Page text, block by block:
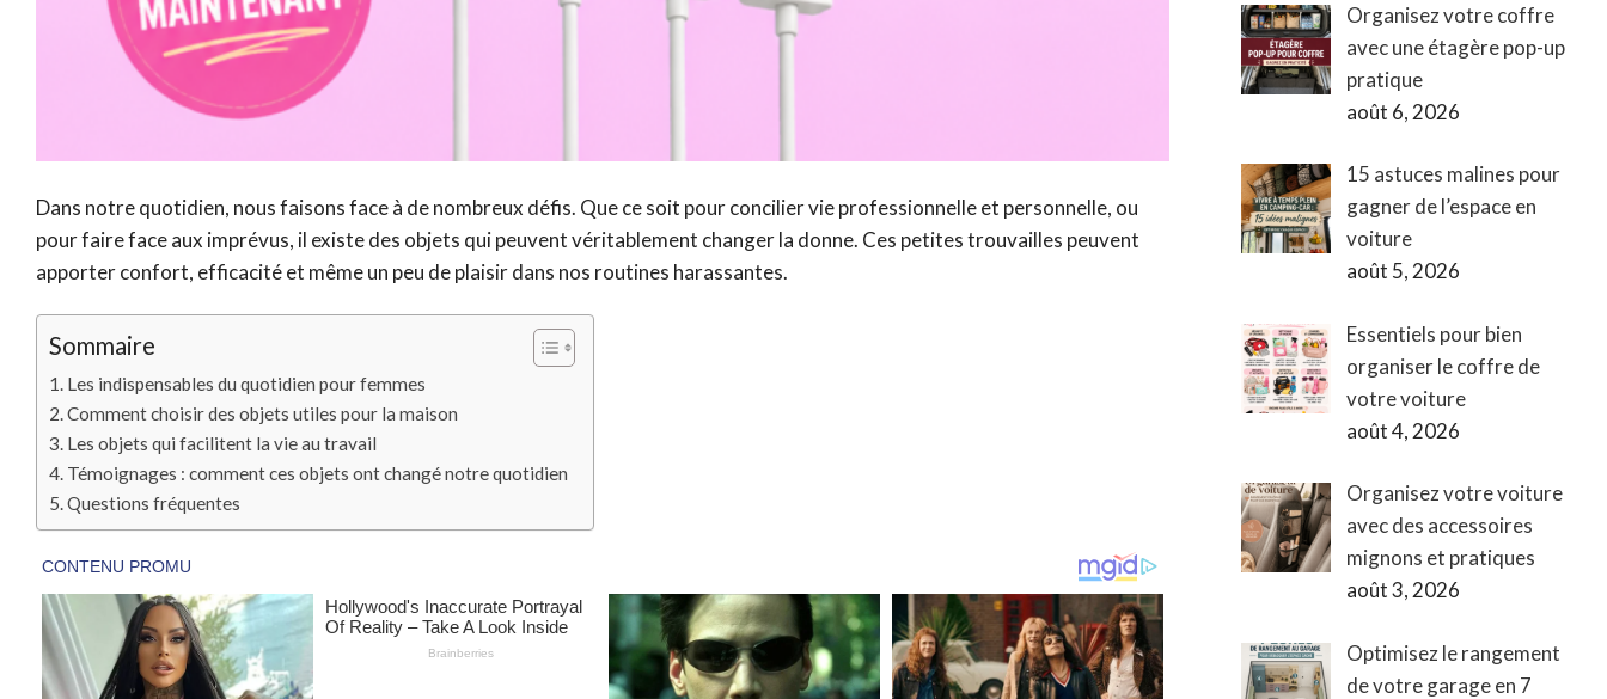
Dans notre quotidien, nous faisons face à de nombreux défis. Que ce soit pour concilier vie professionnelle et personnelle, ou
pour faire face aux imprévus, il existe des objets qui peuvent véritablement changer la donne. Ces petites trouvailles peuvent
apporter confort, efficacité et même un peu de plaisir dans nos routines harassantes.
Sommaire
Les indispensables du quotidien pour femmes
Comment choisir des objets utiles pour la maison
Les objets qui facilitent la vie au travail
Témoignages : comment ces objets ont changé notre quotidien
Questions fréquentes
Organisez votre coffre
avec une étagère pop-up
pratique
août 6, 2026
15 astuces malines pour
gagner de l’espace en
voiture
août 5, 2026
Essentiels pour bien
organiser le coffre de
votre voiture
août 4, 2026
Organisez votre voiture
avec des accessoires
mignons et pratiques
août 3, 2026
Optimisez le rangement
de votre garage en 7